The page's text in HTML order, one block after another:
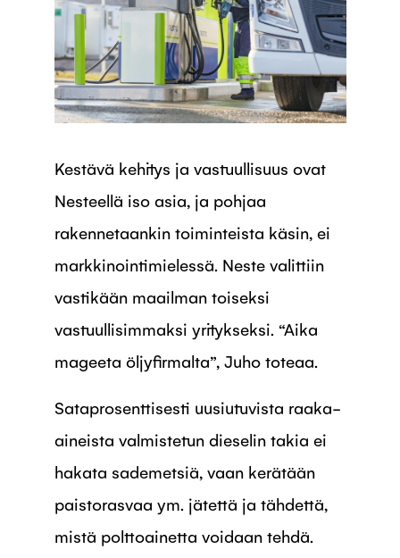
Kestävä kehitys ja vastuullisuus ovat
Nesteellä iso asia, ja pohjaa
rakennetaankin toiminteista käsin, ei
markkinointimielessä. Neste valittiin
vastikään maailman toiseksi
vastuullisimmaksi yritykseksi. “Aika
mageeta öljyfirmalta”, Juho toteaa.
Sataprosenttisesti uusiutuvista raaka-
aineista valmistetun dieselin takia ei
hakata sademetsiä, vaan kerätään
paistorasvaa ym. jätettä ja tähdettä,
mistä polttoainetta voidaan tehdä.